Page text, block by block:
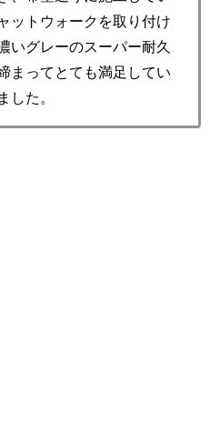
ットウォークを取り付け
いグレーのスーパー耐久
まってとても満足してい
した。